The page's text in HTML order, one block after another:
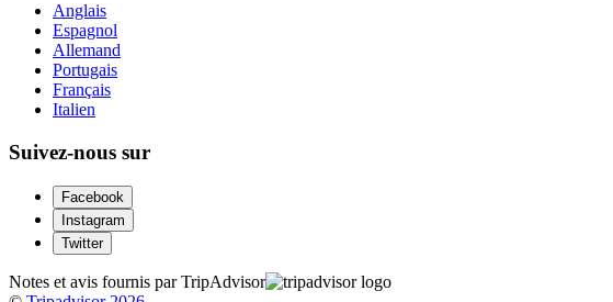
Anglais
Espagnol
Allemand
Portugais
Français
Italien
Suivez-nous sur
Facebook
Instagram
Twitter
Notes et avis fournis par TripAdvisor